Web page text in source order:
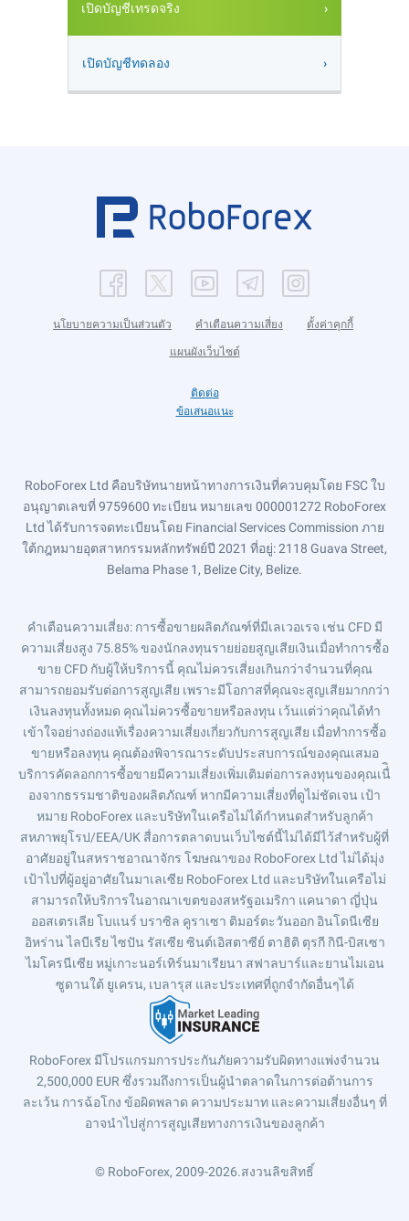
เปิดบัญชีเทรดจริง
เปิดบัญชีทดลอง
นโยบายความเป็นส่วนตัว คำเตือนความเสี่ยง ตั้งค่าคุกกี้
แผนผังเว็บไซต์
ติดต่อ
ข้อเสนอแนะ
RoboForex Ltd คือบริษัทนายหน้าทางการเงินที่ควบคุมโดย FSC ใบ
อนุญาตเลขที่ 9759600 ทะเบียน หมายเลข 000001272 RoboForex
Ltd ได้รับการจดทะเบียนโดย Financial Services Commission ภาย
ใต้กฎหมายอุตสาหกรรมหลักทรัพย์ปี 2021 ที่อยู่: 2118 Guava Street,
Belama Phase 1, Belize City, Belize.
คำเตือนความเสี่ยง: การซื้อขายผลิตภัณฑ์ที่มีเลเวอเรจ เช่น CFD มี
ความเสี่ยงสูง 75.85% ของนักลงทุนรายย่อยสูญเสียเงินเมื่อทำการซื้อ
ขาย CFD กับผู้ให้บริการนี้ คุณไม่ควรเสี่ยงเกินกว่าจำนวนที่คุณ
สามารถยอมรับต่อการสูญเสีย เพราะมีโอกาสที่คุณจะสูญเสียมากกว่า
เงินลงทุนทั้งหมด คุณไม่ควรซื้อขายหรือลงทุน เว้นแต่ว่าคุณได้ทำ
เข้าใจอย่างถ่องแท้เรื่องความเสี่ยงเกี่ยวกับการสูญเสีย เมื่อทำการซื้อ
ขายหรือลงทุน คุณต้องพิจารณาระดับประสบการณ์ของคุณเสมอ
บริการคัดลอกการซื้อขายมีความเสี่ยงเพิ่มเติมต่อการลงทุนของคุณเนื่ิ
องจากธรรมชาติของผลิตภัณฑ์ หากมีความเสี่ยงที่ดูไม่ชัดเจน เป้า
หมาย RoboForex และบริษัทในเครือไม่ได้กำหนดสำหรับลูกค้า
สหภาพยุโรป/EEA/UK สื่อการตลาดบนเว็บไซต์นี้ไม่ได้มีไว้สำหรับผู้ที่
อาศัยอยู่ในสหราชอาณาจักร โฆษณาของ RoboForex Ltd ไม่ได้มุ่ง
เป้าไปที่ผู้อยู่อาศัยในมาเลเซีย RoboForex Ltd และบริษัทในเครือไม่
สามารถให้บริการในอาณาเขตของสหรัฐอเมริกา แคนาดา ญี่ปุ่น
ออสเตรเลีย โบแนร์ บราซิล คูราเซา ติมอร์ตะวันออก อินโดนีเซีย
อิหร่าน ไลบีเรีย ไซปัน รัสเซีย ซินต์เอิสตาซีย์ ตาฮิติ ตุรกี กินี-บิสเซา
ไมโครนีเซีย หมู่เกาะนอร์เทิร์นมาเรียนา สฟาลบาร์และยานไมเอน
ซูดานใต้ ยูเครน, เบลารุส และประเทศที่ถูกจำกัดอื่นๆได้
RoboForex มีโปรแกรมการประกันภัยความรับผิดทางแพ่งจำนวน
2,500,000 EUR ซึ่งรวมถึงการเป็นผู้นำตลาดในการต่อต้านการ
ละเว้น การฉ้อโกง ข้อผิดพลาด ความประมาท และความเสี่ยงอื่นๆ ที่
อาจนำไปสู่การสูญเสียทางการเงินของลูกค้า
© RoboForex, 2009-2026.สงวนลิขสิทธิ์